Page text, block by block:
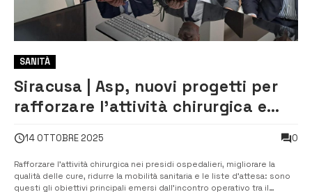
SANITÀ
Siracusa | Asp, nuovi progetti per
rafforzare l’attività chirurgica e
14 OTTOBRE 2025 0
Rafforzare l’attività chirurgica nei presidi ospedalieri, migliorare la
qualità delle cure, ridurre la mobilità sanitaria e le liste d’attesa: sono
questi gli obiettivi principali emersi dall’incontro operativo tra il